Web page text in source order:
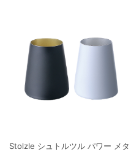
Stolzle シュトルツル パワー メタ